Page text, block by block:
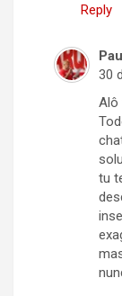
Reply
30
Alô
tu